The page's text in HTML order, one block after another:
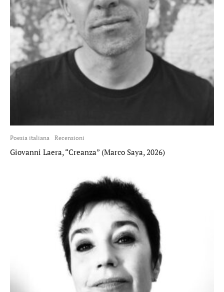
Poesia italiana Recensioni
Giovanni Laera, “Creanza” (Marco Saya, 2026)